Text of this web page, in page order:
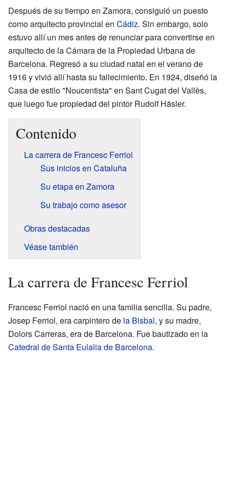
Después de su tiempo en Zamora, consiguió un puesto
como arquitecto provincial en Cádiz. Sin embargo, solo
estuvo allí un mes antes de renunciar para convertirse en
arquitecto de la Cámara de la Propiedad Urbana de
Barcelona. Regresó a su ciudad natal en el verano de
1916 y vivió allí hasta su fallecimiento. En 1924, diseñó la
Casa de estilo "Noucentista" en Sant Cugat del Vallès,
que luego fue propiedad del pintor Rudolf Häsler.
Contenido
La carrera de Francesc Ferriol
Sus inicios en Cataluña
Su etapa en Zamora
Su trabajo como asesor
Obras destacadas
Véase también
La carrera de Francesc Ferriol
Francesc Ferriol nació en una familia sencilla. Su padre,
Josep Ferriol, era carpintero de la Bisbal, y su madre,
Dolors Carreras, era de Barcelona. Fue bautizado en la
Catedral de Santa Eulalia de Barcelona.